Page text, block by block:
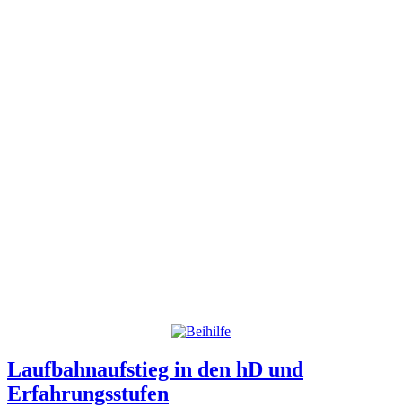
Laufbahnaufstieg in den hD und
Erfahrungsstufen